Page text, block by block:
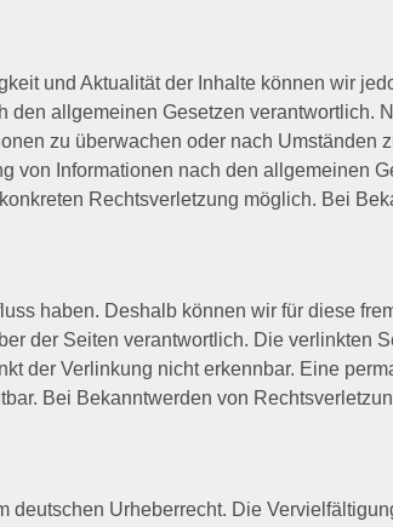
und Aktualität der Inhalte können wir
allgemeinen Gesetzen verantwortlich.
zu überwachen oder nach Umständen
von Informationen nach den allgemeinen
Rechtsverletzung möglich. Bei
haben. Deshalb können wir für diese
der Seiten verantwortlich. Die verlinkten
der Verlinkung nicht erkennbar. Eine
Bei Bekanntwerden von
Urheberrecht. Die